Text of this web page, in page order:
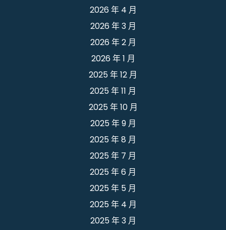
2026 年 4 月
2026 年 3 月
2026 年 2 月
2026 年 1 月
2025 年 12 月
2025 年 11 月
2025 年 10 月
2025 年 9 月
2025 年 8 月
2025 年 7 月
2025 年 6 月
2025 年 5 月
2025 年 4 月
2025 年 3 月